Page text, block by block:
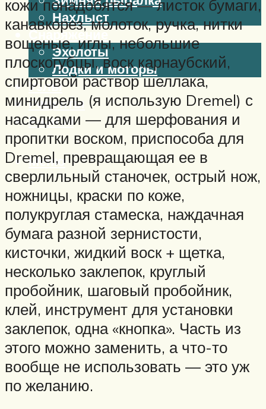
Нахлыст
Снаряжение
Эхолоты
Лодки и моторы
Узлы
Рецепты
Разное
Меню
кожи понадобятся — листок бумаги,
канавкорез, молоток, ручка, нитки
вощеные, иглы, небольшие
плоскогубцы, воск карнаубский,
спиртовой раствор шеллака,
минидрель (я использую Dremel) с
насадками — для шерфования и
пропитки воском, приспособа для
Dremel, превращающая ее в
сверлильный станочек, острый нож,
ножницы, краски по коже,
полукруглая стамеска, наждачная
бумага разной зернистости,
кисточки, жидкий воск + щетка,
несколько заклепок, круглый
пробойник, шаговый пробойник,
клей, инструмент для установки
заклепок, одна «кнопка». Часть из
этого можно заменить, а что-то
вообще не использовать — это уж
по желанию.